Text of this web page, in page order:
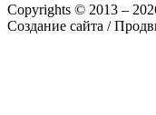
Copyrights © 2013 –
Создание сайта /